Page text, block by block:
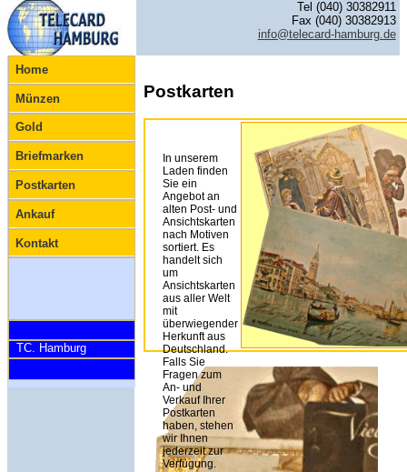
Tel (040) 30382911
Fax (040) 30382913
info@telecard-hamburg.de
Home
Münzen
Gold
Briefmarken
Postkarten
Ankauf
Kontakt
TC. Hamburg
Postkarten
In unserem
Laden finden
Sie ein
Angebot an
alten Post- und
Ansichtskarten
nach Motiven
sortiert. Es
handelt sich
um
Ansichtskarten
aus aller Welt
mit
überwiegender
Herkunft aus
Deutschland.
Falls Sie
Fragen zum
An- und
Verkauf Ihrer
Postkarten
haben, stehen
wir Ihnen
jederzeit zur
Verfügung.